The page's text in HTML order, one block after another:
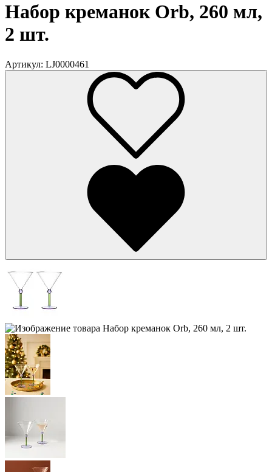
Набор креманок Orb, 260 мл,
2 шт.
Артикул: LJ0000461